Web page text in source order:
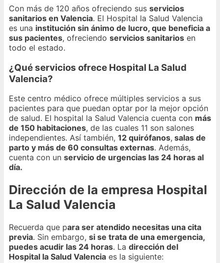
Con más de 120 años ofreciendo sus servicios
sanitarios en Valencia. El Hospital la Salud Valencia
es una institución sin ánimo de lucro, que beneficia a
sus pacientes, ofreciendo servicios sanitarios en
todo el estado.
¿Qué servicios ofrece Hospital La Salud
Valencia?
Este centro médico ofrece múltiples servicios a sus
pacientes para que puedan optar por la mejor opción
de salud. El hospital la Salud Valencia cuenta con más
de 150 habitaciones, de las cuales 11 son salones
independientes. Así también, 12 quirófanos, salas de
parto y más de 60 consultas externas. Además,
cuenta con un servicio de urgencias las 24 horas al
día.
Dirección de la empresa Hospital
La Salud Valencia
Recuerda que para ser atendido necesitas una cita
previa. Sin embargo, si se trata de una emergencia,
puedes acudir las 24 horas. La dirección del
Hospital la Salud Valencia es la siguiente: